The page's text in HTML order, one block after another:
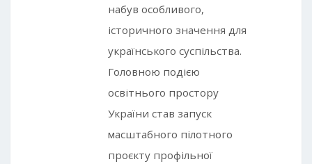
набув особливого,
історичного значення для
українського суспільства.
Головною подією
освітнього простору
України став запуск
масштабного пілотного
проєкту профільної